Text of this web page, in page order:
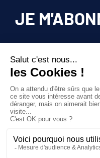
JE
Pour bénéficier
les articles publiés
Prix unique 180€/AN